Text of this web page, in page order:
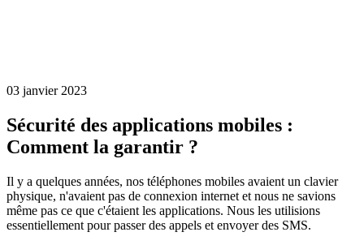
03 janvier 2023
Sécurité des applications mobiles :
Comment la garantir ?
Il y a quelques années, nos téléphones mobiles avaient un clavier
physique, n'avaient pas de connexion internet et nous ne savions
même pas ce que c'étaient les applications. Nous les utilisions
essentiellement pour passer des appels et envoyer des SMS.